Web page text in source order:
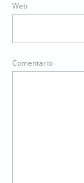
Web
Comentario